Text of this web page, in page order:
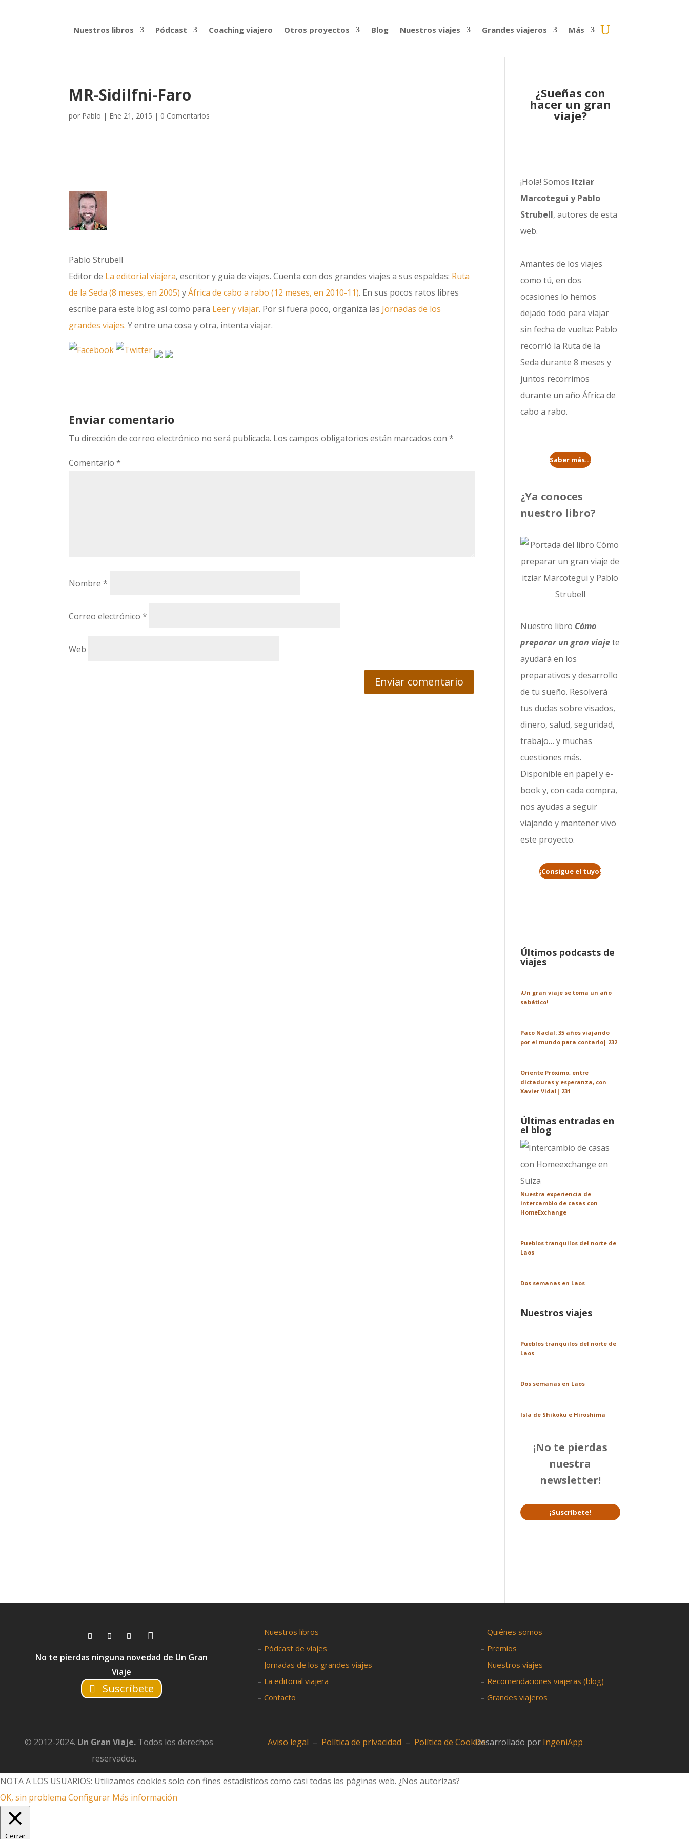
Nuestros libros Pódcast Coaching viajero Otros proyectos Blog Nuestros viajes Grandes viajeros Más
MR-SidiIfni-Faro
por Pablo | Ene 21, 2015 | 0 Comentarios
Pablo Strubell
Editor de La editorial viajera, escritor y guía de viajes. Cuenta con dos grandes viajes a sus espaldas: Ruta
de la Seda (8 meses, en 2005) yÁfrica de cabo a rabo (12 meses, en 2010-11). En sus pocos ratos libres
escribe para este blog así como para Leer y viajar. Por si fuera poco, organiza las Jornadas de los
grandes viajes. Y entre una cosa y otra, intenta viajar.
Enviar comentario
Tu dirección de correo electrónico no será publicada. Los campos obligatorios están marcados con*
Comentario*
Nombre*
Correo electrónico*
Web
¿Sueñas con
hacer un gran
viaje?
¡Hola! Somos Itziar
Marcotegui y Pablo
Strubell, autores de esta
web.
Amantes de los viajes
como tú, en dos
ocasiones lo hemos
dejado todo para viajar
sin fecha de vuelta: Pablo
recorrió la Ruta de la
Seda durante 8 meses y
juntos recorrimos
durante un añoÁfrica de
cabo a rabo.
Saber más...
¿Ya conoces
nuestro libro?
Nuestro libro Cómo
preparar un gran viajete
ayudará en los
preparativos y desarrollo
de tu sueño. Resolverá
tus dudas sobre visados,
dinero, salud, seguridad,
trabajo… y muchas
cuestiones más.
Disponible en papel y e-
book y, con cada compra,
nos ayudas a seguir
viajando y mantener vivo
este proyecto.
¡Consigue el tuyo!
Últimos podcasts de
viajes
¡Un gran viaje se toma un año
sabático!
Paco Nadal: 35 años viajando
por el mundo para contarlo| 232
Oriente Próximo, entre
dictaduras y esperanza, con
Xavier Vidal| 231
Últimas entradas en
el blog
Nuestra experiencia de
intercambio de casas con
HomeExchange
Pueblos tranquilos del norte de
Laos
Dos semanas en Laos
Nuestros viajes
Pueblos tranquilos del norte de
Laos
Dos semanas en Laos
Isla de Shikoku e Hiroshima
¡No te pierdas
nuestra
newsletter!
¡Suscríbete!
No te pierdas ninguna novedad de Un Gran
Viaje
Suscríbete
– Nuestros libros
– Pódcast de viajes
– Jornadas de los grandes viajes
– La editorial viajera
– Contacto
–Quiénes somos
– Premios
– Nuestros viajes
– Recomendaciones viajeras (blog)
–Grandes viajeros
© 2012-2024. Un Gran Viaje. Todos los derechos
reservados.
Aviso legal – Política de privacidad – Política de CookiesDesarrollado por IngeniApp
NOTA A LOS USUARIOS: Utilizamos cookies solo con fines estadísticos como casi todas las páginas web. ¿Nos autorizas?
OK, sin problema Configurar Más información
Cerrar